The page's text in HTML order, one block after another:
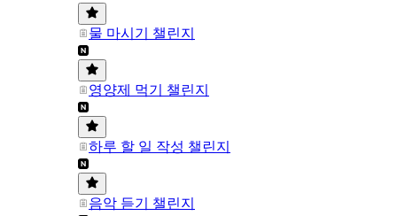
물 마시기 챌린지
영양제 먹기 챌린지
하루 할 일 작성 챌린지
음악 듣기 챌린지